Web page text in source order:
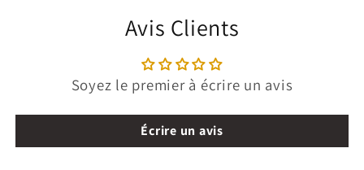
Avis Clients
Soyez le premier à écrire un avis
Écrire un avis